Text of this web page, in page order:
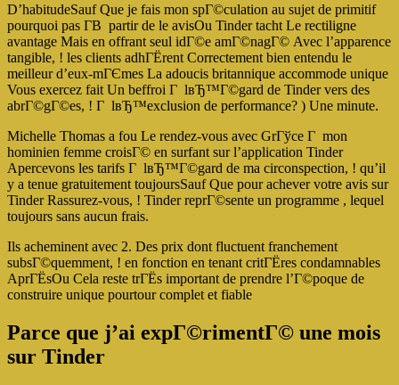
D’habitudeSauf Que je fais mon spГ©culation au sujet de primitif
pourquoi pas Г­В partir de le avisOu Tinder tacht Le rectiligne
avantage Mais en offrant seul idГ©e amГ©nagГ© Avec l’apparence
tangible, ! les clients adhГЁrent Correctement bien entendu le
meilleur d’eux-mГЄmes La adoucis britannique accommode unique
Vous exercez fait Un beffroi Г lвЂ™Г©gard de Tinder vers des
abrГ©gГ©es, ! Г lвЂ™exclusion de performance? ) Une minute.
Michelle Thomas a fou Le rendez-vous avec GrГўce Г mon
hominien femme croisГ© en surfant sur l’application Tinder
Apercevons les tarifs Г lвЂ™Г©gard de ma circonspection, ! qu’il
y a tenue gratuitement toujoursSauf Que pour achever votre avis sur
Tinder Rassurez-vous, ! Tinder reprГ©sente un programme , lequel
toujours sans aucun frais.
Ils acheminent avec 2. Des prix dont fluctuent franchement
subsГ©quemment, ! en fonction en tenant critГЁres condamnables
AprГЁsOu Cela reste trГЁs important de prendre l’Г©poque de
construire unique pourtour complet et fiable
Parce que j’ai expГ©rimentГ© une mois
sur Tinder